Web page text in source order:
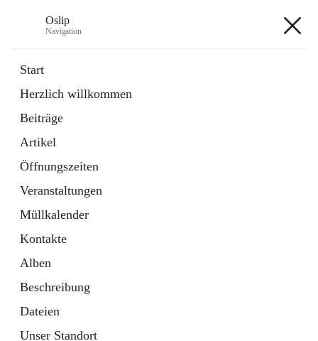
Oslip
Navigation
Start
Herzlich willkommen
Beiträge
Artikel
Öffnungszeiten
Veranstaltungen
Müllkalender
Kontakte
Alben
Beschreibung
Dateien
Unser Standort
Externe Webseite
in
Tab
Bundeskanzleramt Österreich
Externe Webseite
öffnet
in
neuem
Tab